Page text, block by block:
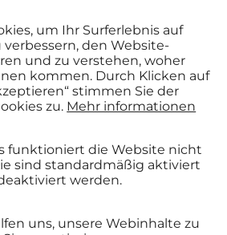
um Ihr Surferlebnis auf
den Website-
und zu verstehen, woher
kommen. Durch Klicken auf
stimmen Sie der
zu. Mehr informationen
funktioniert die Website nicht
sind standardmäßig aktiviert
werden.
uns, unsere Webinhalte zu